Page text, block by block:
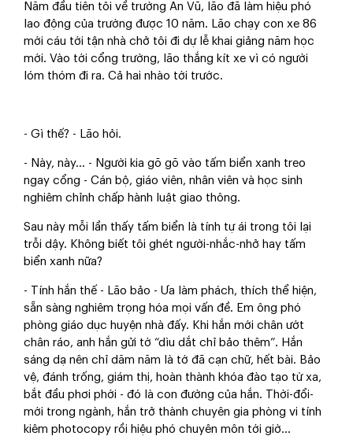
Năm đầu tiên tôi về trường An Vũ, lão đã làm hiệu phó
lao động của trường được 10 năm. Lão chạy con xe 86
mới cáu tới tận nhà chở tôi đi dự lễ khai giảng năm học
mới. Vào tới cổng trường, lão thắng kít xe vì có người
lóm thóm đi ra. Cả hai nhào tới trước.
- Gì thế? - Lão hỏi.
- Này, này… - Người kia gõ gõ vào tấm biển xanh treo
ngay cổng - Cán bộ, giáo viên, nhân viên và học sinh
nghiêm chỉnh chấp hành luật giao thông.
Sau này mỗi lần thấy tấm biển là tính tự ái trong tôi lại
trỗi dậy. Không biết tôi ghét người-nhắc-nhở hay tấm
biển xanh nữa?
- Tính hắn thế - Lão bảo - Ưa làm phách, thích thể hiện,
sẵn sàng nghiêm trọng hóa mọi vấn đề. Em ông phó
phòng giáo dục huyện nhà đấy. Khi hắn mới chân ướt
chân ráo, anh hắn gửi tớ “dìu dắt chỉ bảo thêm”. Hắn
sáng dạ nên chỉ dăm năm là tớ đã cạn chữ, hết bài. Bảo
vệ, đánh trống, giám thị, hoàn thành khóa đào tạo từ xa,
bắt đầu phơi phới - đó là con đường của hắn. Thời-đổi-
mới trong ngành, hắn trở thành chuyên gia phòng vi tính
kiêm photocopy rồi hiệu phó chuyên môn tới giờ…